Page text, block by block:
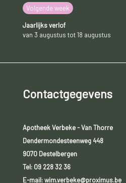
Volgende week
Jaarlijks verlof
van 3 augustus tot 18 augustus
Contactgegevens
Apotheek Verbeke - Van Thorre
Dendermondesteenweg 448
9070 Destelbergen
Tel: 09 228 32 36
E-mail: wim.verbeke@proximus.be